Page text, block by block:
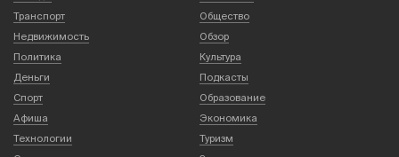
Транспорт
Общество
Недвижимость
Обзор
Политика
Культура
Деньги
Подкасты
Спорт
Образование
Афиша
Экономика
Технологии
Туризм